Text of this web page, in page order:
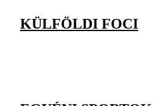
KÜLFÖLDI FOCI